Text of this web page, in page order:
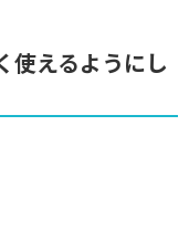
使えるようにし